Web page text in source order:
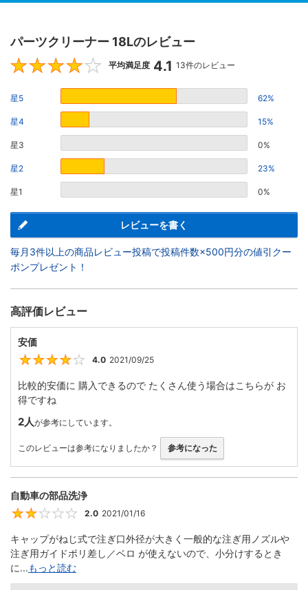
パーツクリーナー 18Lのレビュー
4.1
平均満足度 4.1 13件のレビュー
星5 62%
星4 15%
星3 0%
星2 23%
星1 0%
レビューを書く
毎月3件以上の商品レビュー投稿で投稿件数×500円分の値引クー
ポンプレゼント！
高評価レビュー
安価
4
4.0 2021/09/25
比較的安価に 購入できるので たくさん使う場合はこちらが お
得ですね
2人が参考にしています。
このレビューは参考になりましたか？ 参考になった
自動車の部品洗浄
2.0 2021/01/16
キャップがねじ式で注ぎ口外径が大きく一般的な注ぎ用ノズルや
注ぎ用ガイドポリ差し／ベロ が使えないので、小分けするとき
に...もっと読む